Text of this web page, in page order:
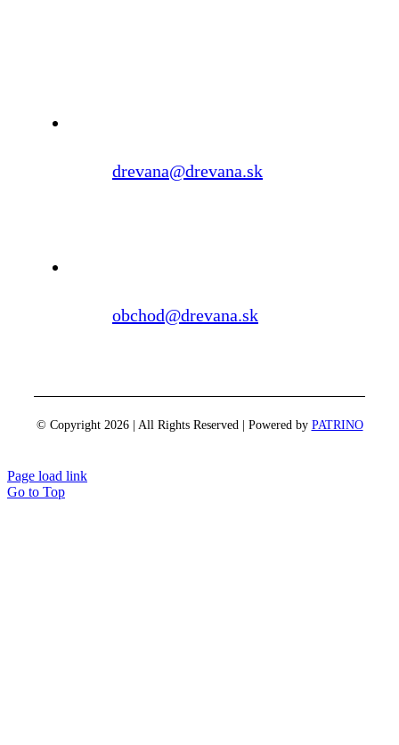
drevana@drevana.sk
obchod@drevana.sk
© Copyright 2026 | All Rights Reserved | Powered by PATRINO
Page load link
Go to Top